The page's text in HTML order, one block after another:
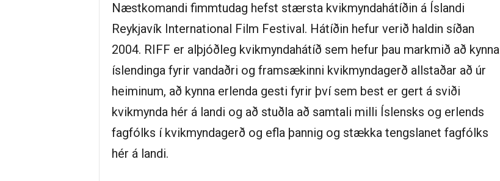
Næstkomandi fimmtudag hefst stærsta kvikmyndahátíðin á Íslandi
Reykjavík International Film Festival. Hátíðin hefur verið haldin síðan
2004. RIFF er alþjóðleg kvikmyndahátíð sem hefur þau markmið að kynna
íslendinga fyrir vandaðri og framsækinni kvikmyndagerð allstaðar að úr
heiminum, að kynna erlenda gesti fyrir því sem best er gert á sviði
kvikmynda hér á landi og að stuðla að samtali milli Íslensks og erlends
fagfólks í kvikmyndagerð og efla þannig og stækka tengslanet fagfólks
hér á landi.